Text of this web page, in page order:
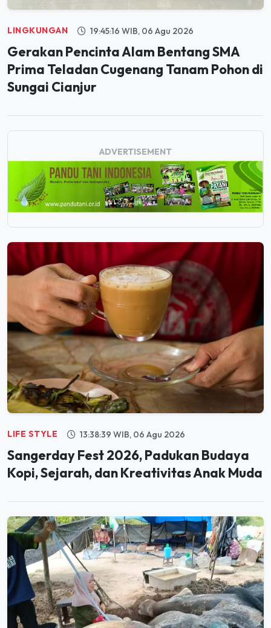
LINGKUNGAN 19:45:16 WIB, 06 Agu 2026
Gerakan Pencinta Alam Bentang SMA
Prima Teladan Cugenang Tanam Pohon di
Sungai Cianjur
ADVERTISEMENT
LIFE STYLE 13:38:39 WIB, 06 Agu 2026
Sangerday Fest 2026, Padukan Budaya
Kopi, Sejarah, dan Kreativitas Anak Muda